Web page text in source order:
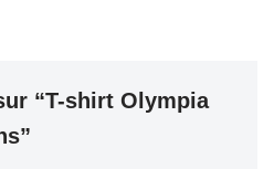
“T-shirt Olympia